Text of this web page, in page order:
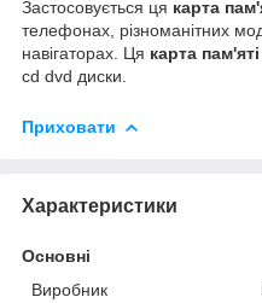
Застосовується ця карта
телефонах, різноманітних
навігаторах. Ця карта
cd dvd диски.
Приховати
Характеристики
Основні
Виробник